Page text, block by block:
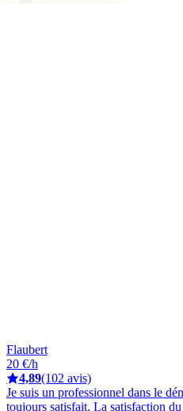
Flaubert
20 €/h
4,89(102 avis)
Je suis un professionnel dans le
toujours satisfait. La satisfaction